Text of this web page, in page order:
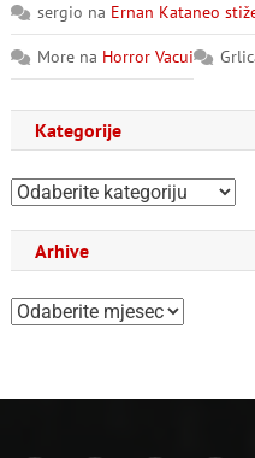
sergio na Ernan Kataneo
Morena Horror Vacui
Kategorije
Kategorije
Arhive
Arhive